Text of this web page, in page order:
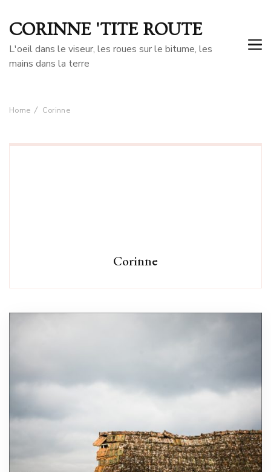
CORINNE 'TITE ROUTE
L'oeil dans le viseur, les roues sur le bitume, les
mains dans la terre
Home Corinne
Corinne